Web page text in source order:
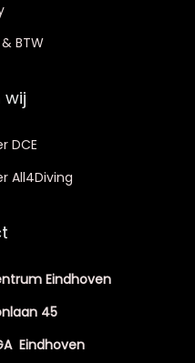
BTW
wij
DCE
All4Diving
Eindhoven
45
Eindhoven